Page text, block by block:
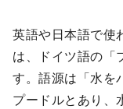
英語や日本語で使
は、ドイツ語の「
す。語源は「水を
プードルとあり、